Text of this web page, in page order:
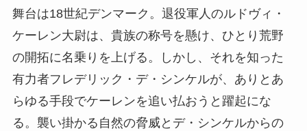
舞台は18世紀デンマーク。退役軍人のルドヴィ・
ケーレン大尉は、貴族の称号を懸け、ひとり荒野
の開拓に名乗りを上げる。しかし、それを知った
有力者フレデリック・デ・シンケルが、ありとあ
らゆる手段でケーレンを追い払おうと躍起にな
る。襲い掛かる自然の脅威とデ・シンケルからの